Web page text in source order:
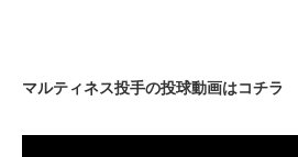
マルティネス投手の投球動画はコチラ